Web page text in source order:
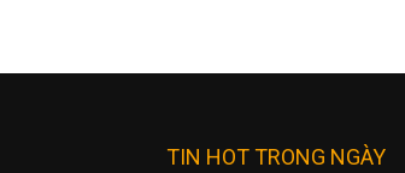
TIN HOT TRONG NGÀY